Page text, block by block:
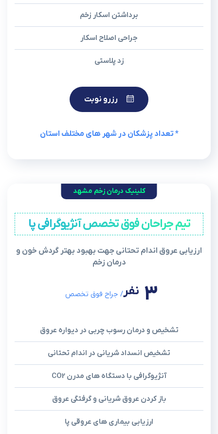
برداشتن اسکار زخم
جراحی اصلاح اسکار
زد پلاستی
رزرو نوبت
* تعداد پزشکان در شهر های مختلف استان
کلینیک درمان زخم مشهد
تیم جراحان فوق تخصص آنژیوگرافی پا
ارزیابی عروق اندام تحتانی جهت بهبود بهتر گردش خون و
درمان زخم
نفر 3 / جراح فوق تخصص
تشخیص و درمان رسوب چربی در دیواره عروق
تشخیص انسداد شریانی در اندام تحتانی
آنژیوگرافی با دستگاه های مدرن CO2
باز کردن عروق شریانی و گرفتگی عروق
ارزیابی بیماری های عروقی پا